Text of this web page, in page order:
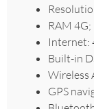
RAM
Internet:
Built-in
Wireless
GPS